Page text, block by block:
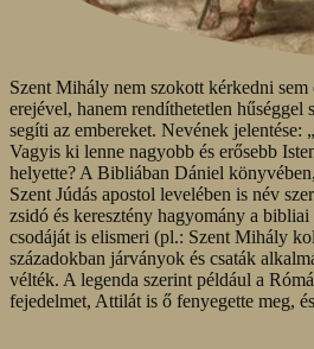
Szent Mihály nem szokott kérkedni sem
erejével, hanem rendíthetetlen hűséggel
segíti az embereket. Nevének jelentése:
Vagyis ki lenne nagyobb és erősebb
helyette? A Bibliában Dániel
Szent Júdás apostol levelében is név
zsidó és keresztény hagyomány a
csodáját is elismeri (pl.: Szent Mihály
századokban járványok és csaták
vélték. A legenda szerint például a
fejedelmet, Attilát is ő fenyegette meg,